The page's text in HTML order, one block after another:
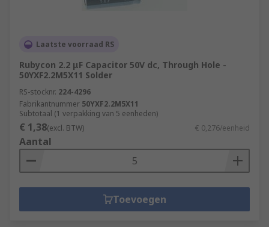
Laatste voorraad RS
Rubycon 2.2 μF Capacitor 50V dc, Through Hole -
50YXF2.2M5X11 Solder
RS-stocknr. 224-4296
Fabrikantnummer 50YXF2.2M5X11
Subtotaal (1 verpakking van 5 eenheden)
€ 1,38(excl. BTW) € 0,276/eenheid
Aantal
Toevoegen